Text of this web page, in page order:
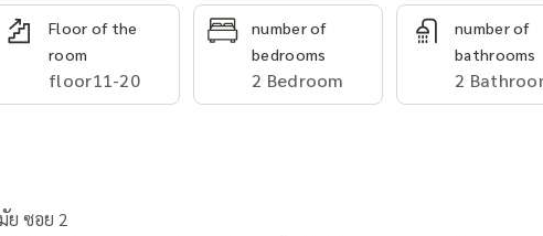
Floor of the
room
floor11-20
number of
bedrooms
2 Bedroom
number of
bathrooms
2
ย ซอย 2